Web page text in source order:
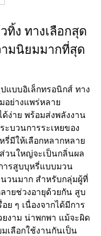
ง ทางเลือกสุด
มนิยมมากที่สุด
บบอิเล็กทรอนิกส์ ทาง
อย่างแพร่หลาย
ง่าย พร้อมส่งพลังงาน
ะบวนการระเหยของ
มีให้เลือกหลากหลาย
วนใหญ่จะเป็นกลิ่นผล
ารสูบบุหรี่แบบมวน
วนมาก สำหรับกลุ่มผู้ที่
ายช่วงอายุด้วยกัน สูบ
ย ๆ เนื่องจากได้มีการ
งาม น่าพกพา แม้จะผิด
เลือกใช้งานกันเป็น